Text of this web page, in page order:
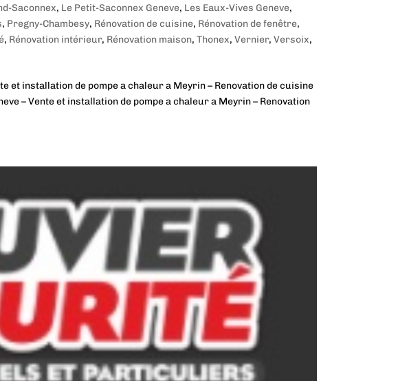
Saconnex, Le Petit-Saconnex Geneve, Les Eaux-Vives Geneve,
, Pregny-Chambesy, Rénovation de cuisine, Rénovation de fenêtre,
, Rénovation intérieur, Rénovation maison, Thonex, Vernier, Versoix,
et installation de pompe a chaleur a Meyrin – Renovation de cuisine
– Vente et installation de pompe a chaleur a Meyrin – Renovation